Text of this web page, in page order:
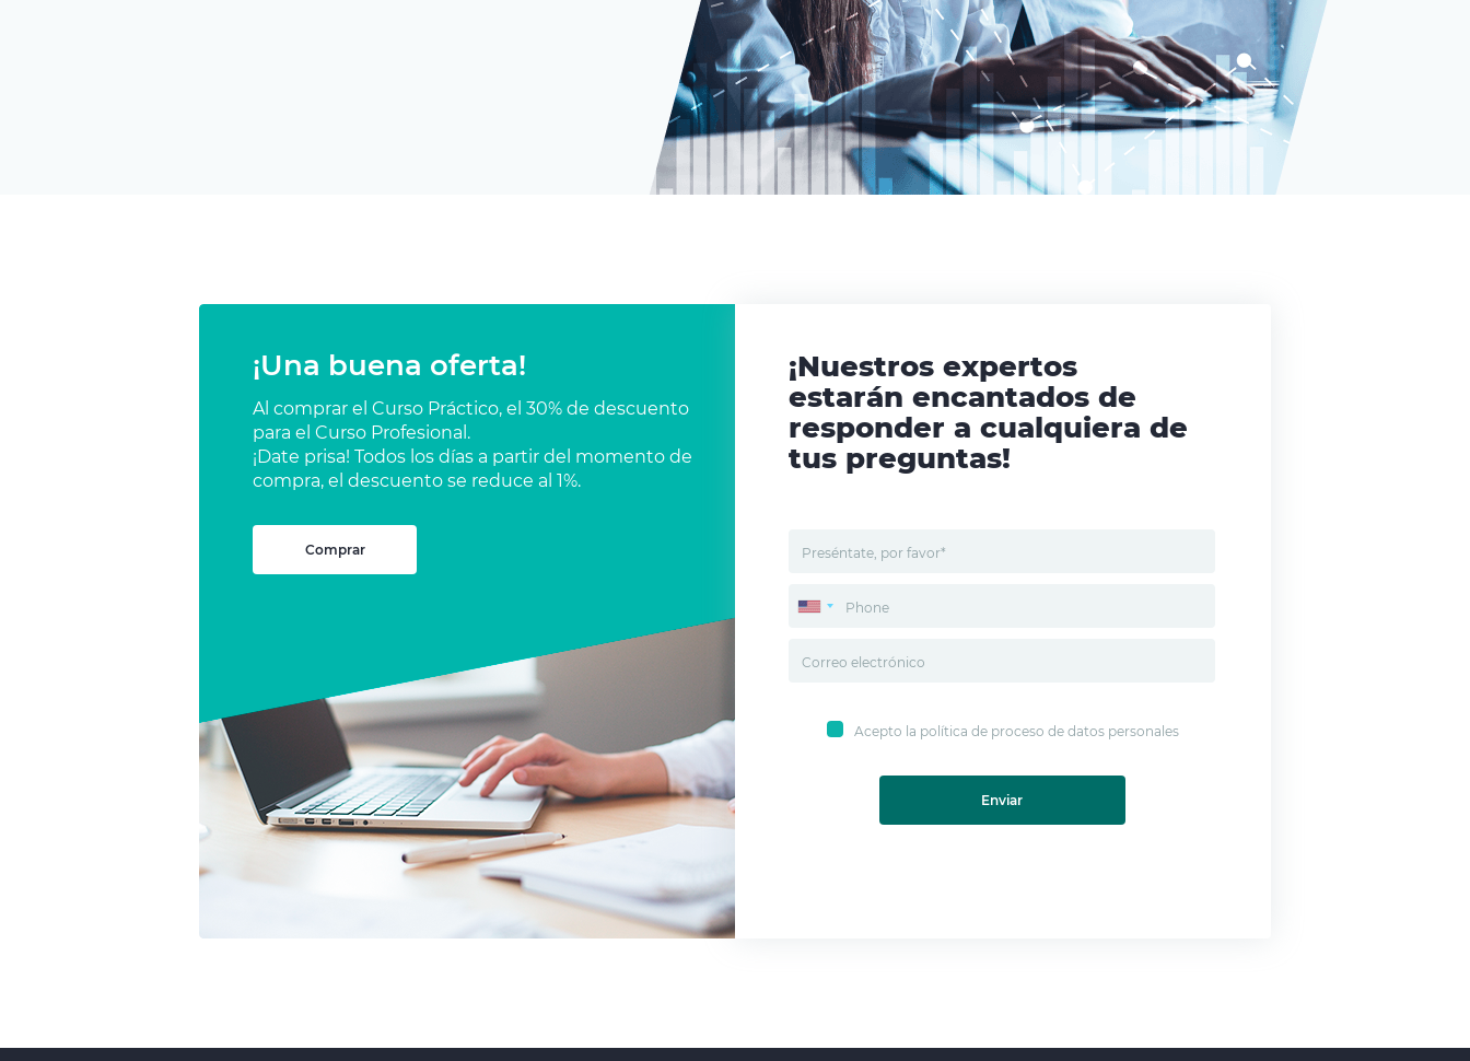
¡Una buena oferta!
Al comprar el Curso Práctico, el 30% de descuento
para el Curso Profesional.
¡Date prisa! Todos los días a partir del momento de
compra, el descuento se reduce al 1%.
Comprar
¡Nuestros expertos
estarán encantados de
responder a cualquiera de
tus preguntas!
Acepto la política de proceso de datos personales
Enviar